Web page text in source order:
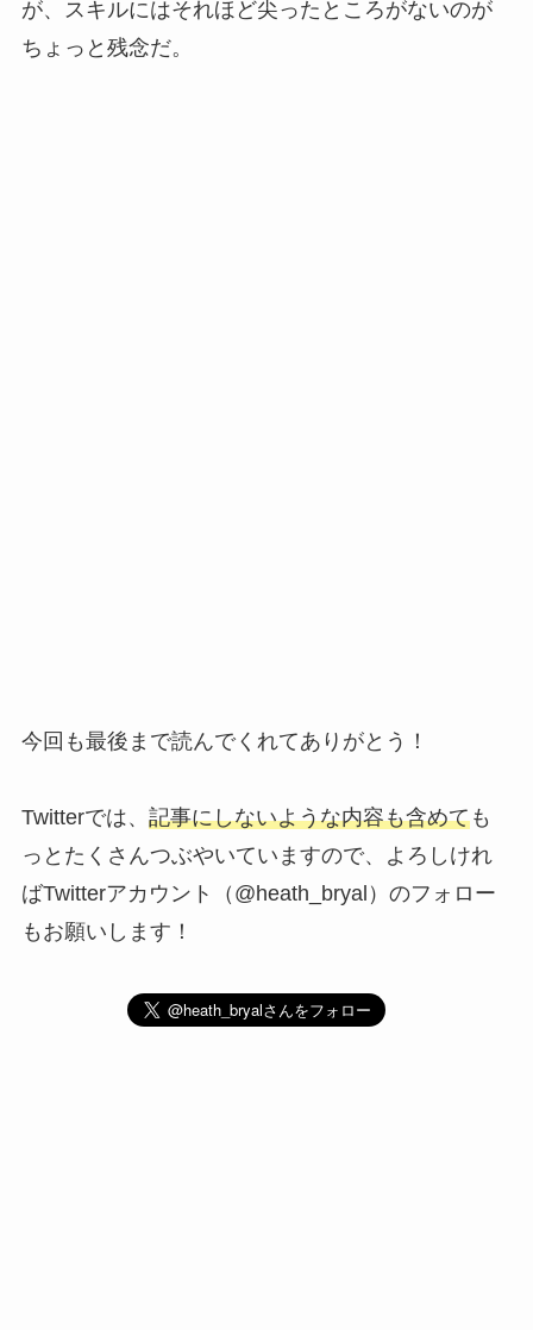
が、スキルにはそれほど尖ったところがないのが
ちょっと残念だ。
今回も最後まで読んでくれてありがとう！
Twitterでは、 記事にしないような内容も含めても
っとたくさんつぶやいていますので、よろしけれ
ばTwitterアカウント（@heath_bryal）のフォロー
もお願いします！